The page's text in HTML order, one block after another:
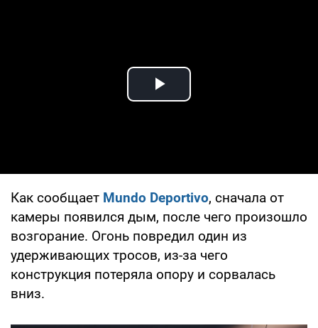
Play Video
Как сообщает Mundo Deportivo, сначала от
камеры появился дым, после чего произошло
возгорание. Огонь повредил один из
удерживающих тросов, из-за чего
конструкция потеряла опору и сорвалась
вниз.